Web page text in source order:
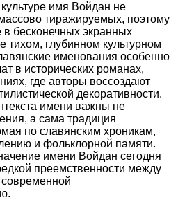
имя Войдан не
тиражируемых, поэтому
в бесконечных экранных
тихом, глубинном культурном
именования особенно
в исторических романах,
где авторы воссоздают
декоративности.
имени важны не
а сама традиция
по славянским хроникам,
и фольклорной памяти.
имени Войдан сегодня
преемственности между